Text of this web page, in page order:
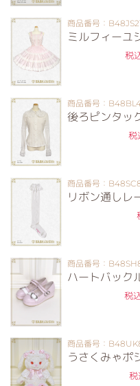
商品番号：
ミルフィーユ
税
商品番号：
後ろピンタッ
税
商品番号：
リボン通しレ
商品番号：
ハートバック
税
商品番号：
うさくみゃポ
税